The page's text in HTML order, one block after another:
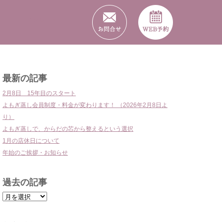
最新の記事
2月8日 15年目のスタート
よもぎ蒸し会員制度・料金が変わります！ （2026年2月8日よ
り）
よもぎ蒸しで、からだの芯から整えるという選択
1月の店休日について
年始のご挨拶・お知らせ
過去の記事
過
の